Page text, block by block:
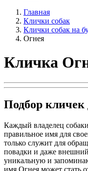
Главная
Клички собак
Клички собак на
Огнея
Кличка
Подбор кличек
Каждый владелец
правильное имя для
только служит для
повадки и даже
уникальную и
имя Огнея может стать